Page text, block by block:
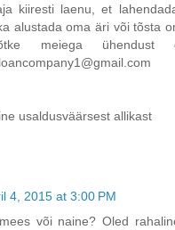
kiiresti laenu, et
alustada oma äri või tõsta
meiega ühendust
usaldusväärsest allikast
4, 2015 at 3:00 PM
või naine? Oled